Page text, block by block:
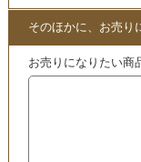
ら!!
こちらも買取中